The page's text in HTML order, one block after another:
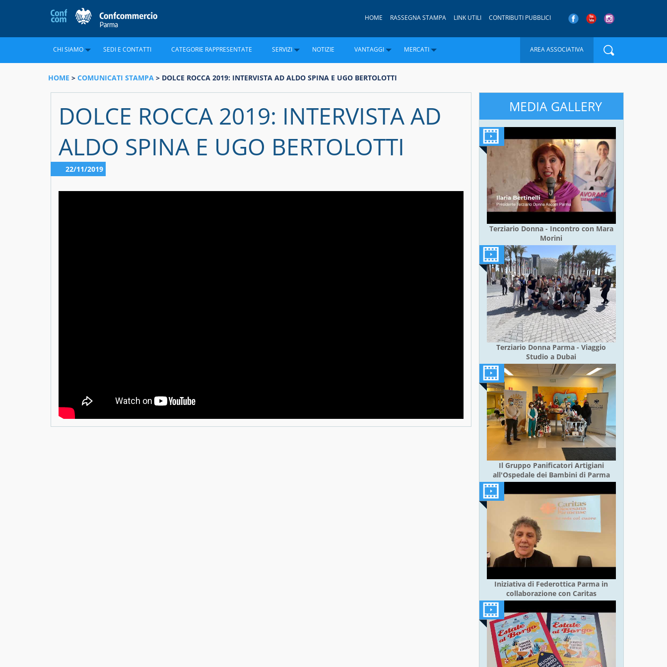
HOME RASSEGNA STAMPA LINK UTILI CONTRIBUTI PUBBLICI
CHI SIAMO SEDI E CONTATTI CATEGORIE RAPPRESENTATE SERVIZI NOTIZIE VANTAGGI MERCATI AREA ASSOCIATIVA
HOME > COMUNICATI STAMPA > DOLCE ROCCA 2019: INTERVISTA AD ALDO SPINA E UGO BERTOLOTTI
DOLCE ROCCA 2019: INTERVISTA AD
ALDO SPINA E UGO BERTOLOTTI
22/11/2019
MEDIA GALLERY
Terziario Donna - Incontro con Mara
Morini
Terziario Donna Parma - Viaggio
Studio a Dubai
Il Gruppo Panificatori Artigiani
all'Ospedale dei Bambini di Parma
Iniziativa di Federottica Parma in
collaborazione con Caritas